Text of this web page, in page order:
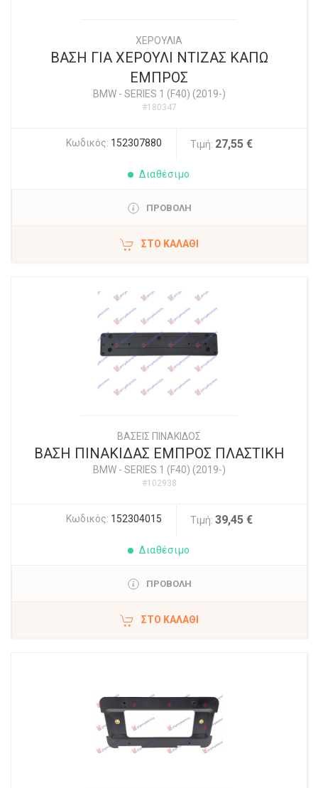
ΧΕΡΟΥΛΙΑ
ΒΑΣΗ ΓΙΑ ΧΕΡΟΥΛΙ ΝΤΙΖΑΣ ΚΑΠΩ
ΕΜΠΡΟΣ
BMW- SERIES 1 (F40) (2019-)
#180347
Κωδικός: 152307880 Τιμή: 27,55 €
Διαθέσιμο
ΠΡΟΒΟΛΗ
ΣΤΟ ΚΑΛΆΘΙ
ΒΑΣΕΙΣ ΠΙΝΑΚΙΔΟΣ
ΒΑΣΗ ΠΙΝΑΚΙΔΑΣ ΕΜΠΡΟΣ ΠΛΑΣΤΙΚΗ
BMW- SERIES 1 (F40) (2019-)
#102938
Κωδικός: 152304015 Τιμή: 39,45 €
Διαθέσιμο
ΠΡΟΒΟΛΗ
ΣΤΟ ΚΑΛΆΘΙ